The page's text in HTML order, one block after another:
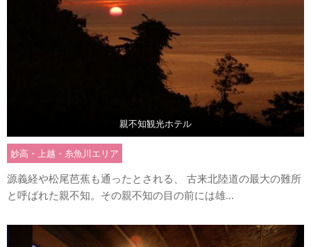
親不知観光ホテル
妙高・上越・糸魚川エリア
源義経や松尾芭蕉も通ったとされる、 古来北陸道の最大の難所
と呼ばれた親不知。その親不知の目の前には雄...